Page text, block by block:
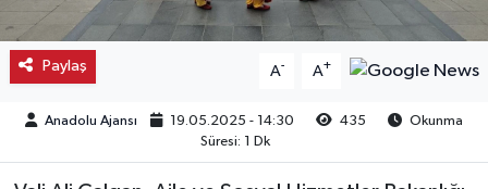
Paylaş A- A+
Anadolu Ajansı 19.05.2025 - 14:30 435
Okunma
Süresi: 1 Dk
Mecitözü
Oğuzlar
Ortaköy
Osmancık